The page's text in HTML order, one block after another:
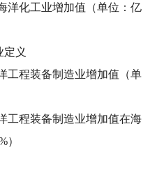
洋化工业增加值（单位：亿
定义
工程装备制造业增加值（单
工程装备制造业增加值在海
）